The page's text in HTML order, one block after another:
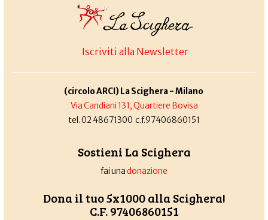
Iscriviti alla Newsletter
(circolo ARCI) La Scighera - Milano
Via Candiani 131, Quartiere Bovisa
tel. 02 48671300 c.f.97406860151
Sostieni La Scighera
fai unadonazione
Dona il tuo 5x1000 alla Scighera!
C.F. 97406860151